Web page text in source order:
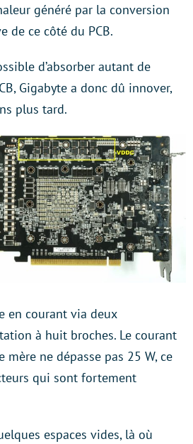
généré par la conversion
de ce côté du PCB.
d’absorber autant de
Gigabyte a donc dû innover,
plus tard.
en courant via deux
à huit broches. Le courant
ne dépasse pas 25 W, ce
qui sont fortement
espaces vides, là où